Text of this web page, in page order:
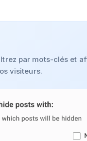
par mots-clés et
visiteurs.